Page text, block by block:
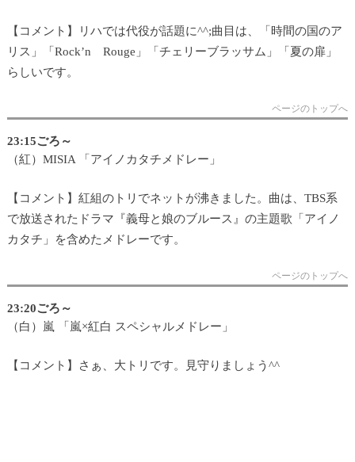
【コメント】リハでは代役が話題に^^;曲目は、「時間の国のア
リス」「Rock’n Rouge」「チェリーブラッサム」「夏の扉」
らしいです。
ページのトップへ
23:15ごろ～
（紅）MISIA 「アイノカタチメドレー」
【コメント】紅組のトリでネットが沸きました。曲は、TBS系
で放送されたドラマ『義母と娘のブルース』の主題歌「アイノ
カタチ」を含めたメドレーです。
ページのトップへ
23:20ごろ～
（白）嵐 「嵐×紅白 スペシャルメドレー」
【コメント】さぁ、大トリです。見守りましょう^^